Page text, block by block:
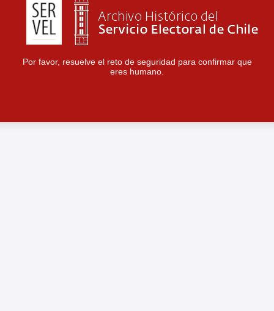
Por favor, resuelve el reto de seguridad para confirmar que
eres humano.